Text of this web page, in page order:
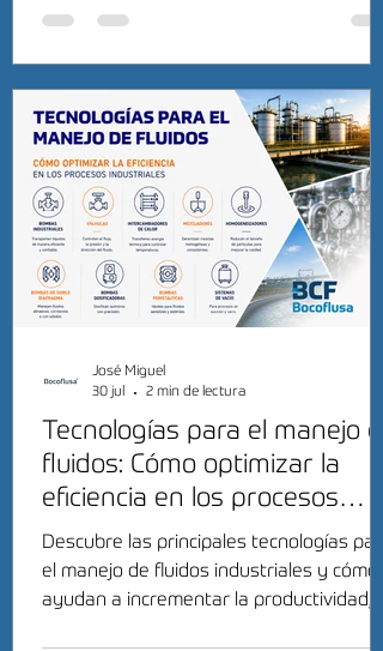
Tecnologías para el manejo de
fluidos: Cómo optimizar la
eficiencia en los procesos
industriales
Descubre las principales tecnologías para
el manejo de fluidos industriales y cómo
ayudan a incrementar la productividad,
José Miguel
30 jul
2 min de lectura